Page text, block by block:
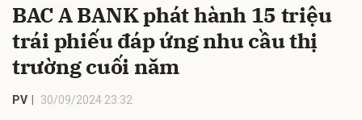
BAC A BANK phát hành 15 triệu
trái phiếu đáp ứng nhu cầu thị
trường cuối năm
PV 30/09/2024 23:32